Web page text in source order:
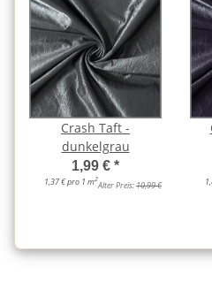
Crash Taft -
dunkelgrau
1,99 € *
1,37 € pro 1 m2
Alter Preis:10,99 €